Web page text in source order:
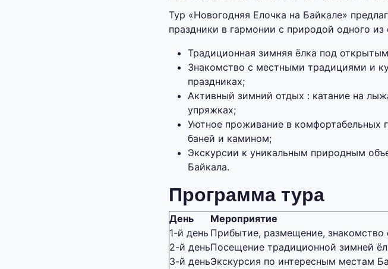
Тур «Новогодняя Елочка на Байкале»
праздники в гармонии с природой одного
Традиционная зимняя ёлка под
Знакомство с местными традициями и
праздниках;
Активный зимний отдых : катание на
упряжках;
Уютное проживание в комфортабельных
баней и камином;
Экскурсии к уникальным природным
Байкала.
Программа тура
День
Мероприятие
1-й день Прибытие, размещение,
2-й деньПосещение традиционной зимней
3-й деньЭкскурсия по интересным местам